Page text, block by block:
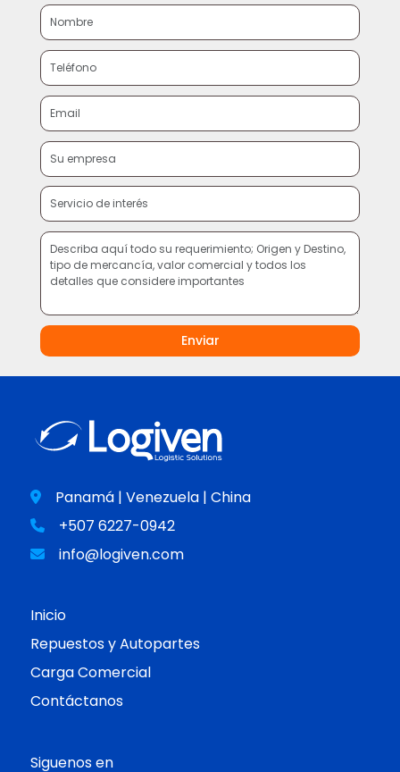
Enviar
Panamá | Venezuela | China
+507 6227-0942
info@logiven.com
Inicio
Repuestos y Autopartes
Carga Comercial
Contáctanos
Siguenos en